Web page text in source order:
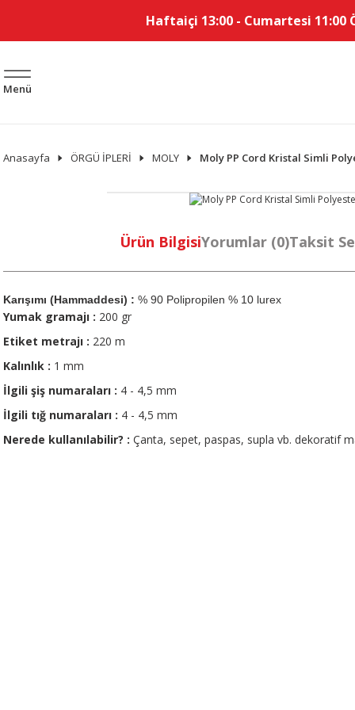
Haftaiçi 13:00 - Cumartesi 11:00
Menü
Anasayfa ÖRGÜ İPLERİ MOLY Moly PP Cord Kristal Simli
Ürün BilgisiYorumlar (0)Taksit
Karışımı (Hammaddesi) : % 90 Polipropilen % 10 lurex
Yumak gramajı : 200 gr
Etiket metrajı : 220 m
Kalınlık : 1 mm
İlgili şiş numaraları : 4 - 4,5 mm
İlgili tığ numaraları : 4 - 4,5 mm
Nerede kullanılabilir? : Çanta, sepet, paspas, supla vb. dekoratif